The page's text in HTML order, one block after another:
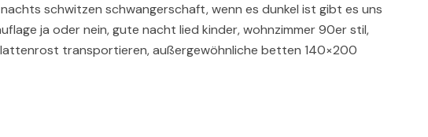
schwitzen schwangerschaft, wenn es dunkel ist gibt es uns
ja oder nein, gute nacht lied kinder, wohnzimmer 90er stil,
transportieren, außergewöhnliche betten 140×200